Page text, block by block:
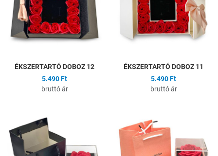
Gyors nézet
ÉKSZERTARTÓ DOBOZ 12
5.490 Ft
bruttó ár
ÉKSZERTARTÓ DOBOZ 11
5.490 Ft
bruttó ár
Hozzáadás a kívánságlistához
Összehasonlítás